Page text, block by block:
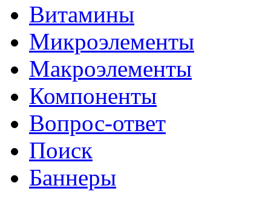
Витамины
Микроэлементы
Макроэлементы
Компоненты
Вопрос-ответ
Поиск
Баннеры